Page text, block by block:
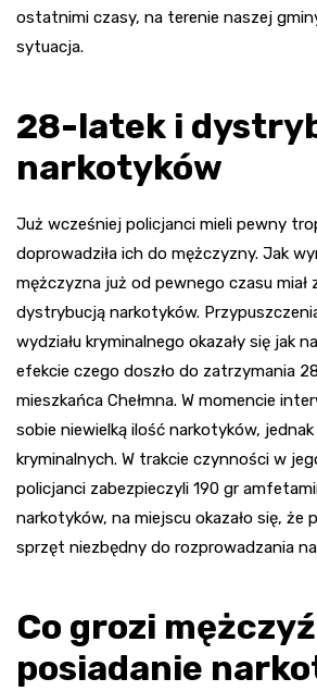
ostatnimi czasy, na terenie naszej
sytuacja.
28-latek i
narkotyków
Już wcześniej policjanci mieli pewny
doprowadziła ich do mężczyzny. Jak
mężczyzna już od pewnego czasu miał
dystrybucją narkotyków.
wydziału kryminalnego okazały się jak
efekcie czego doszło do zatrzymania
mieszkańca Chełmna. W momencie
sobie niewielką ilość narkotyków,
kryminalnych. W trakcie czynności w
policjanci zabezpieczyli 190 gr
narkotyków, na miejscu okazało się, że
sprzęt niezbędny do rozprowadzania
Co grozi
posiadanie